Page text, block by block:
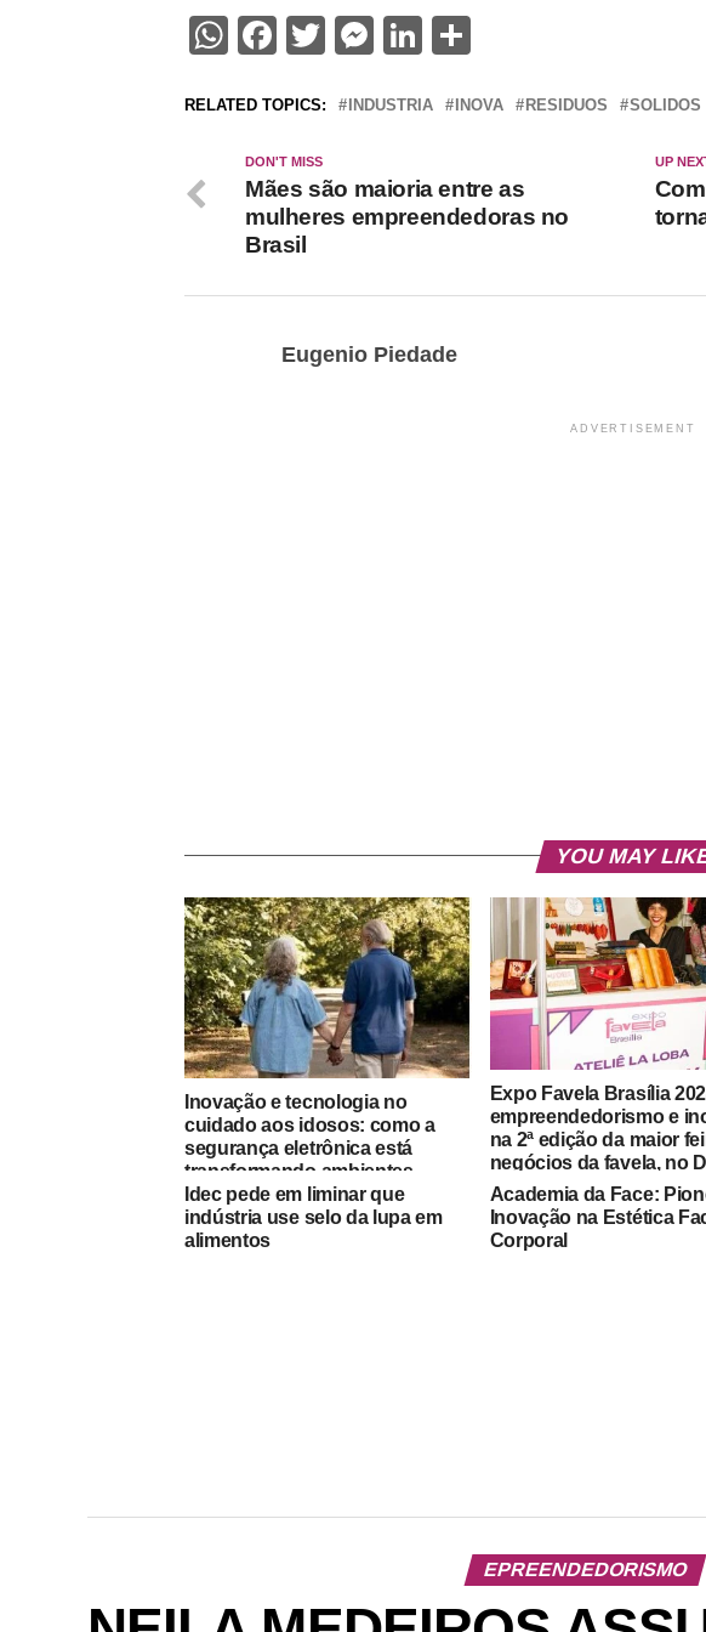
WhatsApp
Facebook
Twitter
Messenger
LinkedIn
RELATED TOPICS: INDUSTRIA INOVA RESIDUOS SOLIDOS
UP
DON'T MISS
Mães são maioria entre as
mulheres empreendedoras no
Brasil
Eugenio Piedade
ADVERTISEMENT
YOU MAY
Inovação e tecnologia no
cuidado aos idosos: como a
segurança eletrônica está
transformando ambientes
residenciais e institucionais
Expo Favela Brasília
empreendedorismo e
na 2ª edição da maior
negócios da favela, no
Idec pede em liminar que
indústria use selo da lupa em
alimentos
Academia da Face:
Inovação na Estética
Corporal
EPREENDEDORISMO